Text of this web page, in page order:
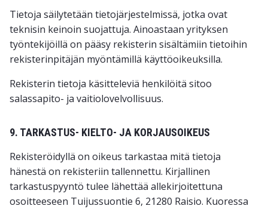
Tietoja säilytetään tietojärjestelmissä, jotka ovat
teknisin keinoin suojattuja. Ainoastaan yrityksen
työntekijöillä on pääsy rekisterin sisältämiin tietoihin
rekisterinpitäjän myöntämillä käyttöoikeuksilla.
Rekisterin tietoja käsitteleviä henkilöitä sitoo
salassapito- ja vaitiolovelvollisuus.
9. TARKASTUS- KIELTO- JA KORJAUSOIKEUS
Rekisteröidyllä on oikeus tarkastaa mitä tietoja
hänestä on rekisteriin tallennettu. Kirjallinen
tarkastuspyyntö tulee lähettää allekirjoitettuna
osoitteeseen Tuijussuontie 6, 21280 Raisio. Kuoressa